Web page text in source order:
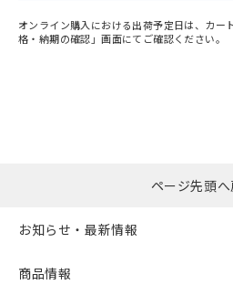
オンライン購入における出荷予定日は、カー
格・納期の確認」画面にてご確認ください。
ページ先頭へ
お知らせ・最新情報
商品情報